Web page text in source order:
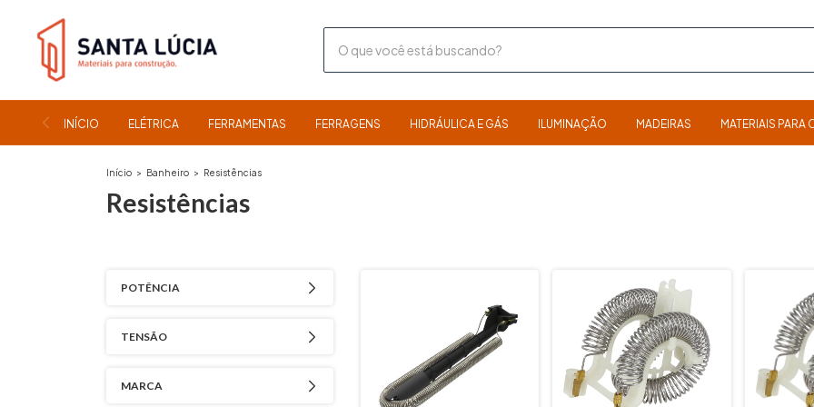
INÍCIO ELÉTRICA FERRAMENTAS FERRAGENS HIDRÁULICA E GÁS ILUMINAÇÃO MADEIRAS MATERIAIS
Início > Banheiro > Resistências
Resistências
POTÊNCIA
TENSÃO
MARCA